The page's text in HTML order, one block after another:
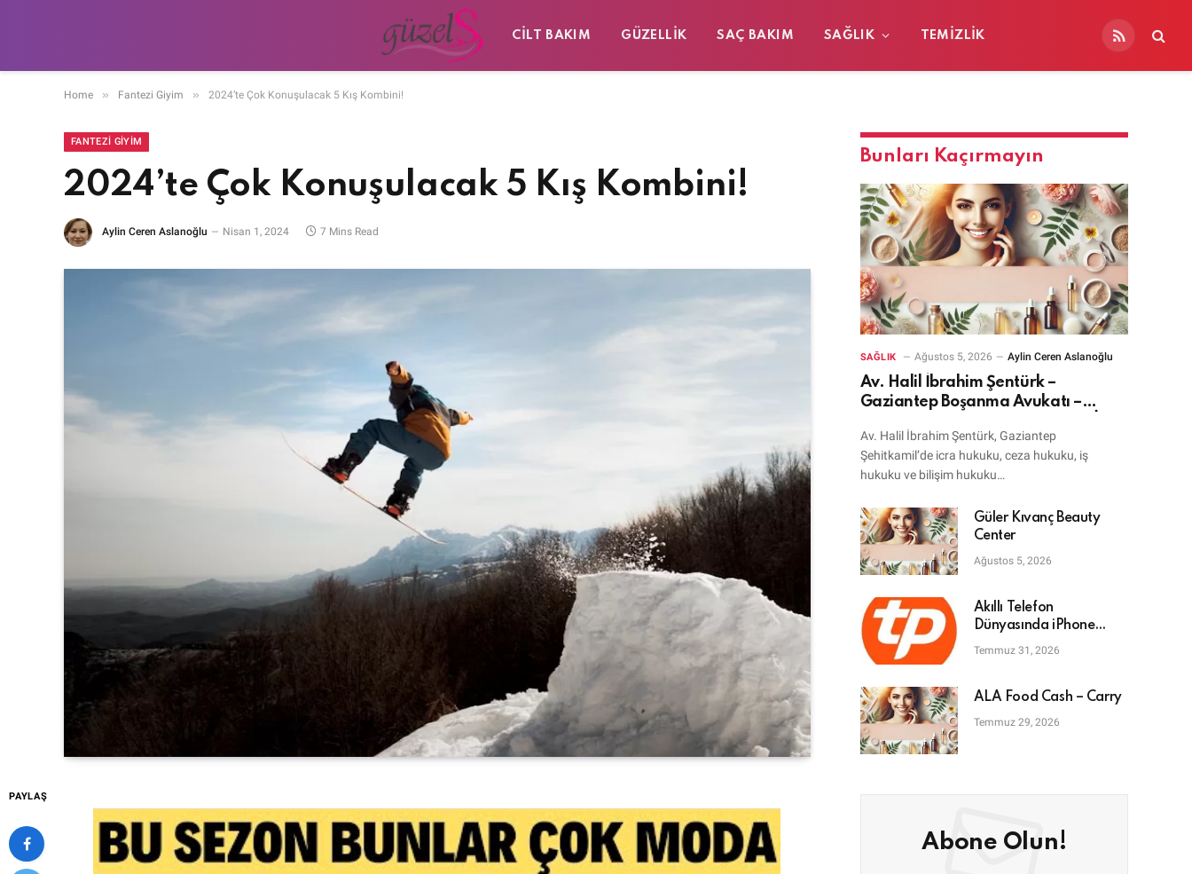
CILT BAKIM GÜZELLIK SAÇ BAKIM SAĞLIK TEMIZLIK
RSS
Home » Fantezi Giyim » 2024’te Çok Konuşulacak 5 Kış Kombini!
FANTEZI GIYIM
2024’te Çok Konuşulacak 5 Kış Kombini!
Aylin Ceren Aslanoğlu Nisan 1, 2024 7 Mins Read
PAYLAŞ
Bunları Kaçırmayın
SAĞLIK Ağustos 5, 2026 Aylin Ceren Aslanoğlu
Av. Halil İbrahim Şentürk –
Gaziantep Boşanma Avukatı –
Avukatı
Av. Halil İbrahim Şentürk, Gaziantep
Şehitkamil’de icra hukuku, ceza hukuku, iş
hukuku ve bilişim hukuku…
Güler Kıvanç Beauty
Center
Ağustos 5, 2026
Akıllı Telefon
Dünyasında iPhone
Tamiri: En Doğru Adres
Temmuz 31, 2026
ALA Food Cash – Carry
Temmuz 29, 2026
Abone Olun!